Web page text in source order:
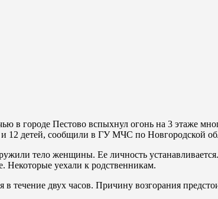
в городе Пестово вспыхнул огонь на 3 этаже
и 12 детей, сообщили в ГУ МЧС по Новгородской
тело женщины. Ее личность
Некоторые уехали к родственникам.
течение двух часов. Причину возгорания